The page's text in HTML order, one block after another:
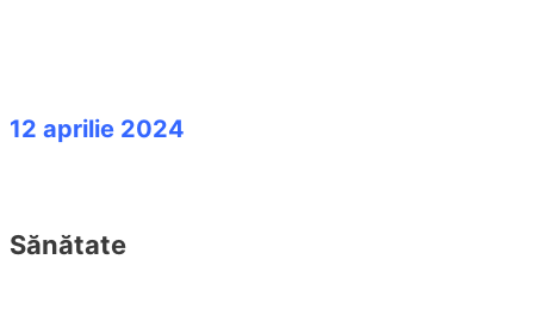
12 aprilie 2024
Sănătate